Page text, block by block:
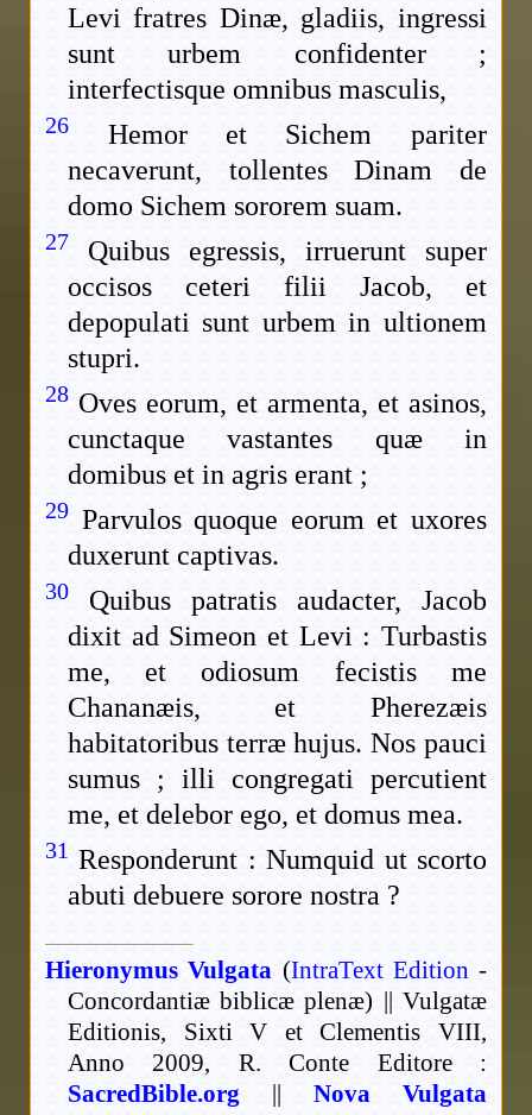
Levi fratres Dinæ, gladiis, ingressi
sunt urbem confidenter ;
interfectisque omnibus masculis,
26
Hemor et Sichem pariter
necaverunt, tollentes Dinam de
domo Sichem sororem suam.
27
Quibus egressis, irruerunt super
occisos ceteri filii Jacob, et
depopulati sunt urbem in ultionem
stupri.
28 Oves eorum, et armenta, et asinos,
cunctaque vastantes quæ in
domibus et in agris erant ;
29 Parvulos quoque eorum et uxores
duxerunt captivas.
30
Quibus patratis audacter, Jacob
dixit ad Simeon et Levi : Turbastis
me, et odiosum fecistis me
Chananæis, et Pherezæis
habitatoribus terræ hujus. Nos pauci
sumus ; illi congregati percutient
me, et delebor ego, et domus mea.
31 Responderunt : Numquid ut scorto
abuti debuere sorore nostra ?
Hieronymus Vulgata (IntraText Edition-
Concordantiæ biblicæ plenæ) || Vulgatæ
Editionis, Sixti V et Clementis VIII,
Anno 2009, R. Conte Editore :
SacredBible.org || Nova Vulgata